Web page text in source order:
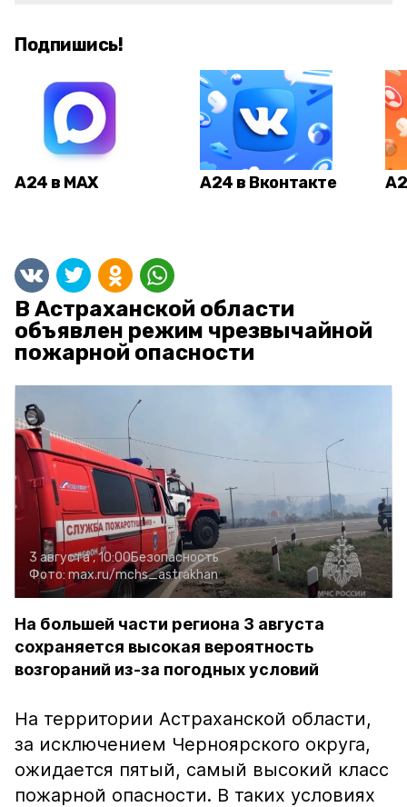
Подпишись!
А24 в MAX А24 в Вконтакте
В Астраханской области
объявлен режим чрезвычайной
пожарной опасности
3 августа , 10:00Безопасность
Фото: max.ru/mchs_astrakhan
На большей части региона 3 августа
сохраняется высокая вероятность
возгораний из-за погодных условий
На территории Астраханской области,
за исключением Черноярского округа,
ожидается пятый, самый высокий класс
пожарной опасности. В таких условиях